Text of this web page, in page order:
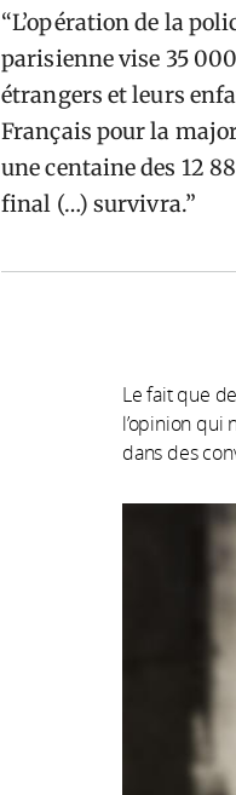
L’opération de la
parisienne vise 35
étrangers et leurs
Français pour la
une centaine des 12
final (…) survivra.
Le fait que
l’opinion qui
dans des